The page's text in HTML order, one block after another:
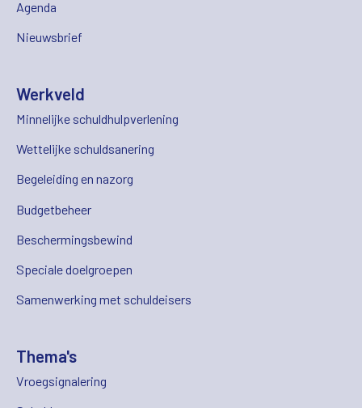
Agenda
Nieuwsbrief
Werkveld
Minnelijke schuldhulpverlening
Wettelijke schuldsanering
Begeleiding en nazorg
Budgetbeheer
Beschermingsbewind
Speciale doelgroepen
Samenwerking met schuldeisers
Thema's
Vroegsignalering